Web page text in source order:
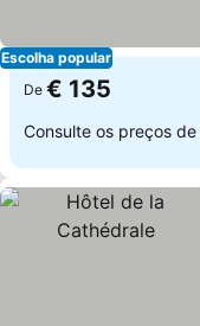
Escolha popular
De € 135
Consulte os preços de